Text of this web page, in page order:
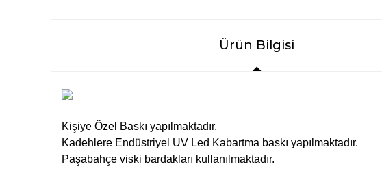
Ürün Bilgisi
Kişiye Özel Baskı yapılmaktadır.
Kadehlere Endüstriyel UV Led Kabartma baskı yapılmaktadır.
Paşabahçe viski bardakları kullanılmaktadır.